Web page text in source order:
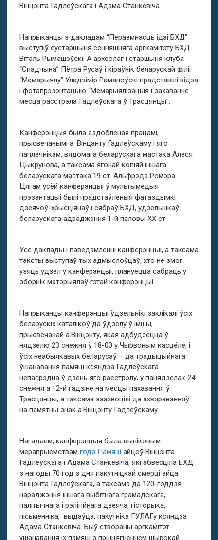
Вінцэнта Гадлеўскага і Адама Станкевіча.
Напрыканцы з дакладам “Пераемнасць ідэі БХД”
выступіў сустаршыня сённяшняга аргкамітэту БХД
Віталь Рымашэўскі. А археолаг і старшыня клуба
“Спадчына” Пётра Русаў і кіраўнік беларускай філіі
“Мемарыялу” Уладзімір Раманоўскі прадставілі відэа
і фотапрэзэнтацыю “Мемарыялізацыя і захаванне
месца расстрэла Гадлеўскага ў Трасцянцы”.
Канферэнцыя была аздобленая працамі,
прысвечанымі а. Вінцэнту Гадлеўскаму і яго
паплечнікам, вядомага беларускага мастака Алеся
Цыкрунова, а таксама ягонай копіяй іншага
беларускага мастака 19 ст. Альфрэда Ромэра.
Цягам усёй канферэнцыі ў мультымедыя
прэзэнтацыі былі прадстаўленыя фатаздымкі
дзеячоў-хрысціянаў і сябраў БХД, удзельнікаў
беларускага адраджэння 1-й паловы XX ст.
Усе даклады і паведамленні канферэнцыі, а таксама
тэксты выступаў тых адмыслоўцаў, хто не змог
узяць удзел у канферэнцыі, плануецца сабраць у
зборнік матэрыялаў гэтай канферэнцыі.
Напрыканцы канферэнцыі ўдзельнікі заклікалі ўсіх
беларускіх каталікоў да ўдзелу ў імшы,
прысвечанай а.Вінцэнту, якая адбудзецца ў
нядзелю 23 снежня ў 18-00 у Чырвоным касцёле, і
ўсіх неабыякавых беларусаў – да традыцыйнага
ўшанавання памяці ксяндза Гадлеўскага
непасрэдна ў дзень яго расстрэлу, у панядзелак 24
снежня а 12-й гадзіне на месцы пахавання ў
Трасцянцы, а таксама заахвоцілі да ахвяраванняў
на памятны знак а.Вінцэнту Гадлеўскаму.
Нагадаем, канферэнцыя была выніковым
мерапрыемствам года Памяці айцоў Вінцэнта
Гадлеўскага і Адама Станкевіча, які абвесціла БХД
з нагоды 70 год з дня пакутніцкай смерці айца
Вінцэнта Гадлеўскага, а таксама да 120-годдзя
нараджэння іншага выбітнага грамадскага,
палітычнага і рэлігійнага дзеяча, гісторыка,
пісьменніка, выдаўца, пакутніка ГУЛАГу ксяндза
Адама Станкевіча. Быў створаны аргкамітэт
ушанавання іх памяці з прыцягненнем шырокай